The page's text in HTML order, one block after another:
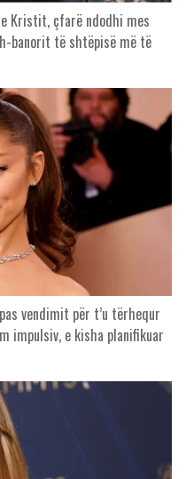
Kristit, çfarë ndodhi mes
banorit të shtëpisë më të
vendimit për t’u tërhequr
impulsiv, e kisha planifikuar